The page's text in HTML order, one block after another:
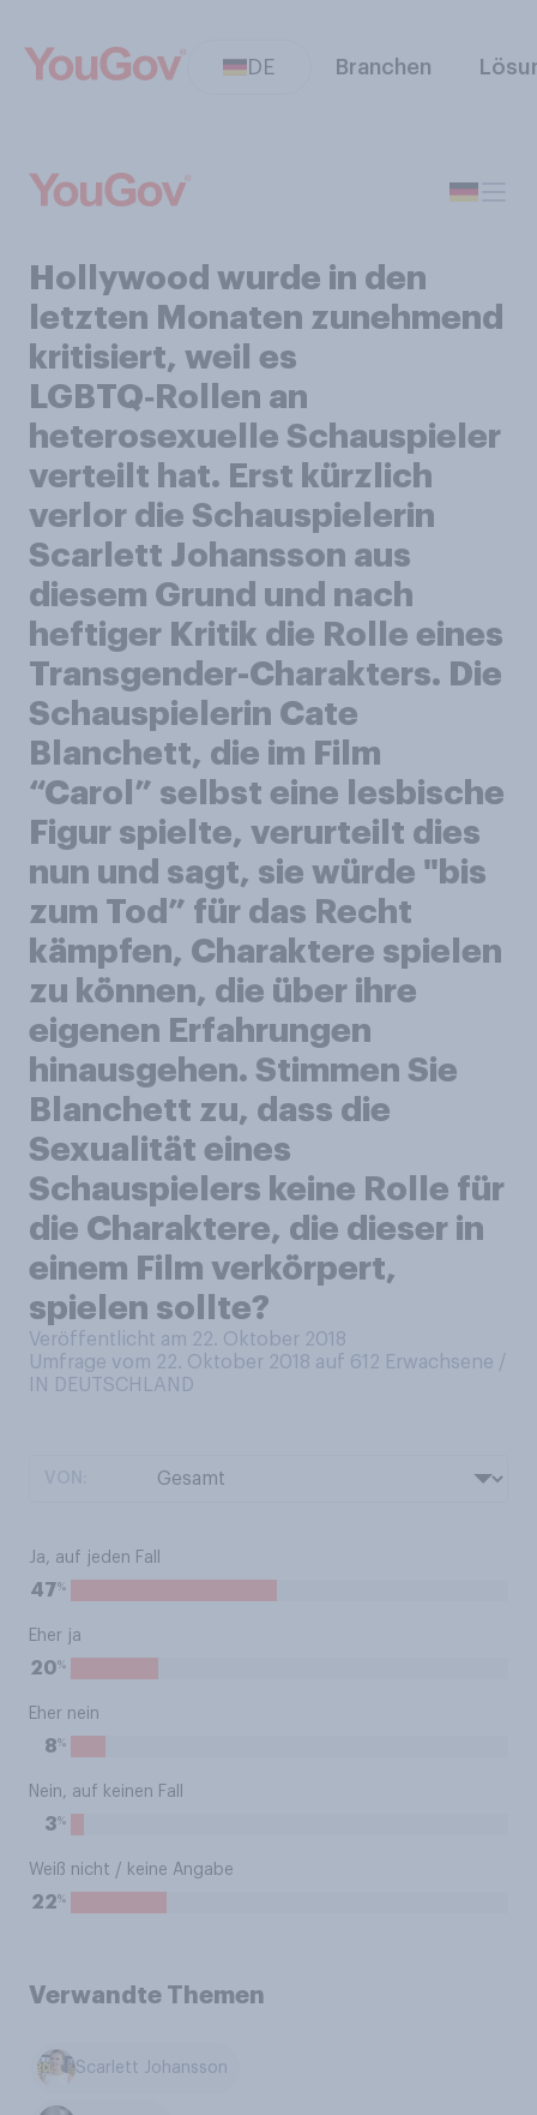
DE Branchen
Hollywood wurde in den
letzten Monaten zunehmend
kritisiert, weil es
LGBTQ‑Rollen an
heterosexuelle Schauspieler
verteilt hat. Erst kürzlich
verlor die Schauspielerin
Scarlett Johansson aus
diesem Grund und nach
heftiger Kritik die Rolle eines
Transgender-Charakters. Die
Schauspielerin Cate
Blanchett, die im Film
“Carol” selbst eine lesbische
Figur spielte, verurteilt dies
nun und sagt, sie würde "bis
zum Tod” für das Recht
kämpfen, Charaktere spielen
zu können, die über ihre
eigenen Erfahrungen
hinausgehen. Stimmen Sie
Blanchett zu, dass die
Sexualität eines
Schauspielers keine Rolle für
die Charaktere, die dieser in
einem Film verkörpert,
spielen sollte?
Veröffentlicht am 22. Oktober 2018
Umfrage vom 22. Oktober 2018 auf 612 Erwachsene /
IN DEUTSCHLAND
Ja, auf jeden Fall
47%
Eher ja
20%
Eher nein
8%
Nein, auf keinen Fall
3%
Weiß nicht / keine Angabe
22%
Verwandte Themen
Scarlett Johansson